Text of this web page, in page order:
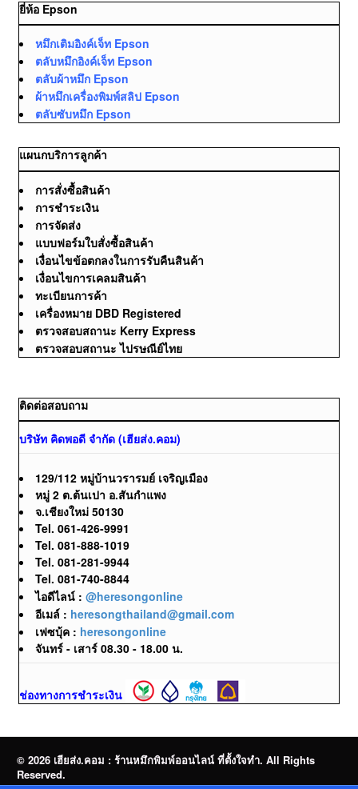
ยี่ห้อ Epson
หมึกเติมอิงค์เจ็ท Epson
ตลับหมึกอิงค์เจ็ท Epson
ตลับผ้าหมึก Epson
ผ้าหมึกเครื่องพิมพ์สลิป Epson
ตลับซับหมึก Epson
แผนกบริการลูกค้า
การสั่งซื้อสินค้า
การชำระเงิน
การจัดส่ง
แบบฟอร์มใบสั่งซื้อสินค้า
เงื่อนไขข้อตกลงในการรับคืนสินค้า
เงื่อนไขการเคลมสินค้า
ทะเบียนการค้า
เครื่องหมาย DBD Registered
ตรวจสอบสถานะ Kerry Express
ตรวจสอบสถานะ ไปรษณีย์ไทย
ติดต่อสอบถาม
บริษัท คิดพอดี จำกัด (เฮียส่ง.คอม)
129/112 หมู่บ้านวรารมย์ เจริญเมือง
หมู่ 2 ต.ต้นเปา อ.สันกำแพง
จ.เชียงใหม่ 50130
Tel. 061-426-9991
Tel. 081-888-1019
Tel. 081-281-9944
Tel. 081-740-8844
ไอดีไลน์ : @heresongonline
อีเมล์ : heresongthailand@gmail.com
เฟซบุ้ค : heresongonline
จันทร์ - เสาร์ 08.30 - 18.00 น.
ช่องทางการชำระเงิน
© 2026 เฮียส่ง.คอม : ร้านหมึกพิมพ์ออนไลน์ ที่ตั้งใจทำ. All Rights
Reserved.